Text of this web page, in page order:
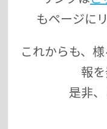
もページに
これからも、
報
是非